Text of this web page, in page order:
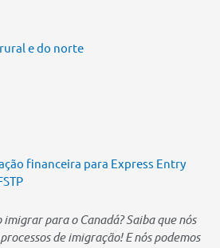
financeira para Express Entry
imigrar para o Canadá? Saiba que nós
de imigração! E nós podemos